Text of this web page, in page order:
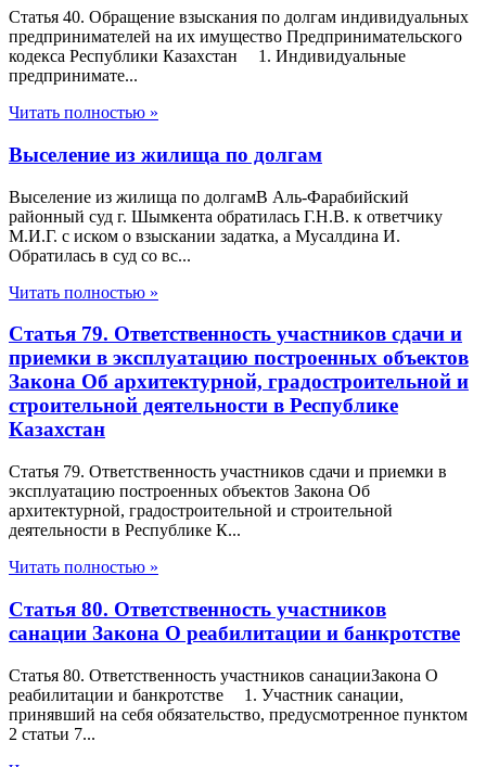
Статья 40. Обращение взыскания по долгам индивидуальных
предпринимателей на их имущество Предпринимательского
кодекса Республики Казахстан 1. Индивидуальные
предпринимате...
Читать полностью »
Выселение из жилища по долгам
Выселение из жилища по долгамВ Аль-Фарабийский
районный суд г. Шымкента обратилась Г.Н.В. к ответчику
М.И.Г. с иском о взыскании задатка, а Мусалдина И.
Обратилась в суд со вс...
Читать полностью »
Статья 79. Ответственность участников сдачи и
приемки в эксплуатацию построенных объектов
Закона Об архитектурной, градостроительной и
строительной деятельности в Республике
Казахстан
Статья 79. Ответственность участников сдачи и приемки в
эксплуатацию построенных объектов Закона Об
архитектурной, градостроительной и строительной
деятельности в Республике К...
Читать полностью »
Статья 80. Ответственность участников
санации Закона О реабилитации и банкротстве
Статья 80. Ответственность участников санацииЗакона О
реабилитации и банкротстве 1. Участник санации,
принявший на себя обязательство, предусмотренное пунктом
2 статьи 7...